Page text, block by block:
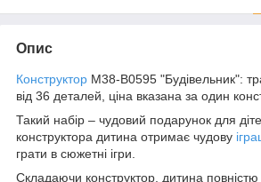
Опис
Конструктор M38-B0595 "Будівельник":
від 36 деталей, ціна вказана за один
Такий набір – чудовий подарунок для
конструктора дитина отримає чудову
грати в сюжетні ігри.
Складаючи конструктор, дитина